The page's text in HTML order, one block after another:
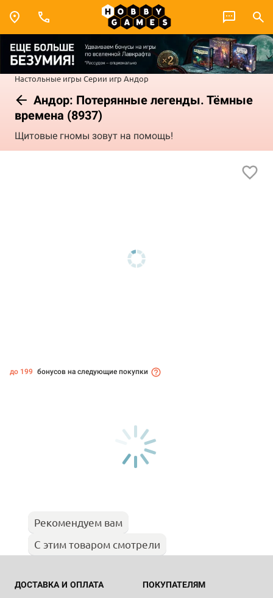
Настольные игры Серии игр Андор
Андор: Потерянные легенды. Тёмные
времена (8937)
Щитовые гномы зовут на помощь!
до 199 бонусов на следующие покупки
Рекомендуем вам
С этим товаром смотрели
ДОСТАВКА И ОПЛАТА ПОКУПАТЕЛЯМ